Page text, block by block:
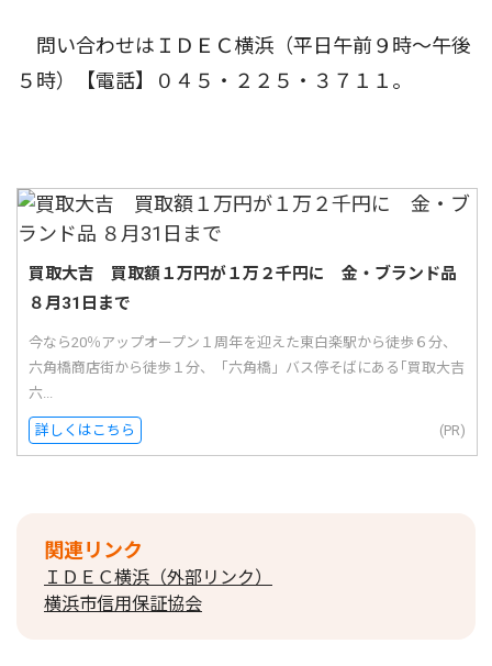
問い合わせはＩＤＥＣ横浜（平日午前９時〜午後
５時）【電話】０４５・２２５・３７１１。
買取大吉 買取額１万円が１万２千円に 金・ブランド品
８月31日まで
今なら20％アップオープン１周年を迎えた東白楽駅から徒歩６分、
六角橋商店街から徒歩１分、「六角橋」バス停そばにある｢買取大吉
六...
詳しくはこちら (PR)
関連リンク
ＩＤＥＣ横浜（外部リンク）
横浜市信用保証協会